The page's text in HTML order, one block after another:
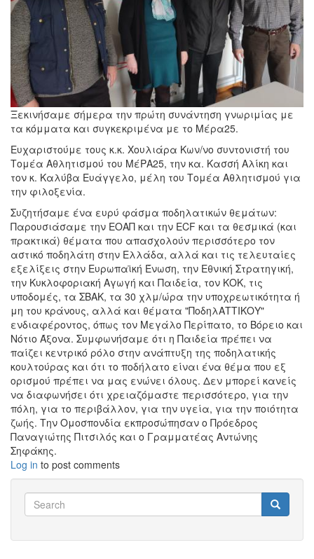
Ξεκινήσαμε σήμερα την πρώτη συνάντηση γνωριμίας με
τα κόμματα και συγκεκριμένα με το Μέρα25.
Ευχαριστούμε τους κ.κ. Χουλιάρα Κων/νο συντονιστή του
Τομέα Αθλητισμού του ΜέΡΑ25, την κα. Κασσή Αλίκη και
τον κ. Καλύβα Ευάγγελο, μέλη του Τομέα Αθλητισμού για
την φιλοξενία.
Συζητήσαμε ένα ευρύ φάσμα ποδηλατικών θεμάτων:
Παρουσιάσαμε την ΕΟΑΠ και την ECF και τα θεσμικά (και
πρακτικά) θέματα που απασχολούν περισσότερο τον
αστικό ποδηλάτη στην Ελλάδα, αλλά και τις τελευταίες
εξελίξεις στην Ευρωπαϊκή Ένωση, την Εθνική Στρατηγική,
την Κυκλοφοριακή Αγωγή και Παιδεία, τον ΚΟΚ, τις
υποδομές, τα ΣΒΑΚ, τα 30 χλμ/ώρα την υποχρεωτικότητα ή
μη του κράνους, αλλά και θέματα "ΠοδηλΑΤΤΙΚΟΥ"
ενδιαφέροντος, όπως τον Μεγάλο Περίπατο, το Βόρειο και
Νότιο Άξονα. Συμφωνήσαμε ότι η Παιδεία πρέπει να
παίζει κεντρικό ρόλο στην ανάπτυξη της ποδηλατικής
κουλτούρας και ότι το ποδήλατο είναι ένα θέμα που εξ
ορισμού πρέπει να μας ενώνει όλους. Δεν μπορεί κανείς
να διαφωνήσει ότι χρειαζόμαστε περισσότερο, για την
πόλη, για το περιβάλλον, για την υγεία, για την ποιότητα
ζωής. Την Ομοσπονδία εκπροσώπησαν ο Πρόεδρος
Παναγιώτης Πιτσιλός και ο Γραμματέας Αντώνης
Σηφάκης.
Log in to post comments
Search
Search Search